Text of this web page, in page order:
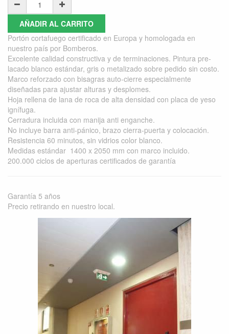
AÑADIR AL CARRITO
Portón cortafuego certificado en Europa y homologada en
nuestro país por Bomberos.
Excelente calidad constructiva y de terminaciones. Pintura pre-
lacado blanco estándar, gris o metalizado sobre pedido sin costo.
Marco reforzado con bisagras auto-cierre especialmente
diseñadas para ajustar alturas y desplomes.
Hoja rellena de lana de roca de alta densidad con placa de yeso
ignífuga.
Cerradura incluida con manija anti enganche.
No incluye barra anti-pánico, brazo cierra-puerta y colocación.
Resistencia 60 minutos, sin vidrios color blanco.
Medidas estándar 1400 x 2050 mm con marco incluido.
200.000 ciclos de aperturas certificados de garantía
Garantía 5 años
Precio retirando en nuestro local.